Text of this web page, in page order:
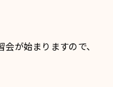
が始まりますので、